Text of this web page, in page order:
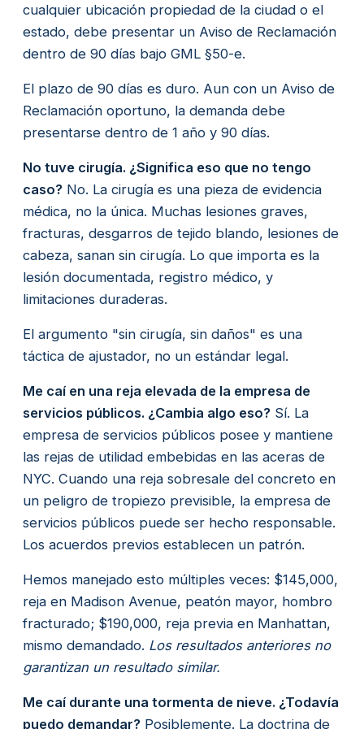
cualquier ubicación propiedad de la ciudad o el
estado, debe presentar un Aviso de Reclamación
dentro de 90 días bajo GML §50-e.
El plazo de 90 días es duro. Aun con un Aviso de
Reclamación oportuno, la demanda debe
presentarse dentro de 1 año y 90 días.
No tuve cirugía. ¿Significa eso que no tengo
caso? No. La cirugía es una pieza de evidencia
médica, no la única. Muchas lesiones graves,
fracturas, desgarros de tejido blando, lesiones de
cabeza, sanan sin cirugía. Lo que importa es la
lesión documentada, registro médico, y
limitaciones duraderas.
El argumento "sin cirugía, sin daños" es una
táctica de ajustador, no un estándar legal.
Me caí en una reja elevada de la empresa de
servicios públicos. ¿Cambia algo eso? Sí. La
empresa de servicios públicos posee y mantiene
las rejas de utilidad embebidas en las aceras de
NYC. Cuando una reja sobresale del concreto en
un peligro de tropiezo previsible, la empresa de
servicios públicos puede ser hecho responsable.
Los acuerdos previos establecen un patrón.
Hemos manejado esto múltiples veces: $145,000,
reja en Madison Avenue, peatón mayor, hombro
fracturado; $190,000, reja previa en Manhattan,
mismo demandado. Los resultados anteriores no
garantizan un resultado similar.
Me caí durante una tormenta de nieve. ¿Todavía
puedo demandar? Posiblemente. La doctrina de